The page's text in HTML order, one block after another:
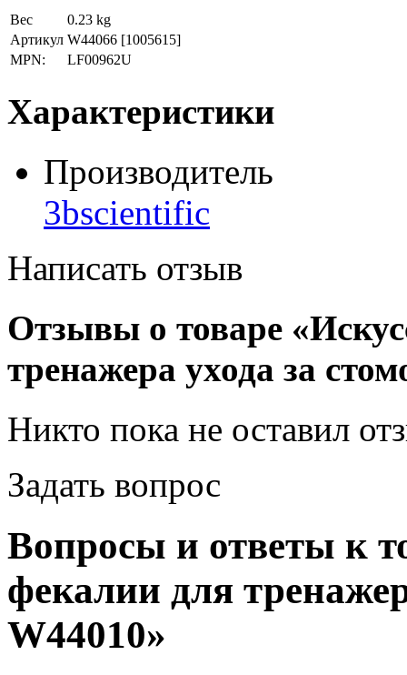
Вес
0.23 kg
Артикул W44066 [1005615]
MPN:
LF00962U
Характеристики
Производитель
3bscientific
Написать отзыв
Отзывы о товаре
тренажера ухода за
Никто пока не оставил
Задать вопрос
Вопросы и ответы к
фекалии для
W44010»